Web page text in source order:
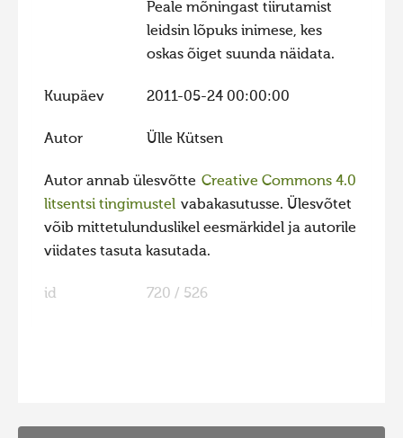
Liikuvad kuvad 2021
Hiite kuvavõistlus 2020
Hiite kuvavõistlus 2020 lisa
Hiite kuvavõistlus 2018
Hiite kuvavõistlus 2016
Peale mõningast tiirutamist
leidsin lõpuks inimese, kes
oskas õiget suunda näidata.
Kuupäev 2011-05-24 00:00:00
Autor Ülle Kütsen
Autor annab ülesvõtte Creative Commons 4.0
litsentsi tingimustel vabakasutusse. Ülesvõtet
võib mittetulunduslikel eesmärkidel ja autorile
viidates tasuta kasutada.
id 720 / 526